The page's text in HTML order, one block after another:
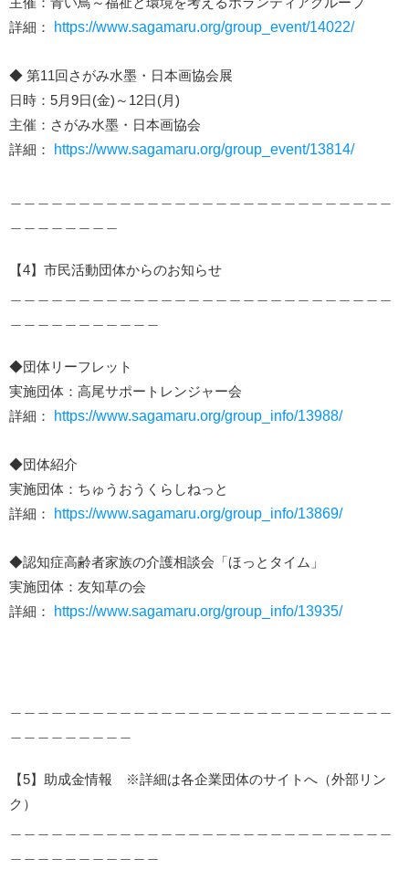
詳細：
https://www.sagamaru.org/group_event/14022/
◆ 第11回さがみ水墨・日本画協会展
日時：5月9日(金)～12日(月)
主催：さがみ水墨・日本画協会
詳細：
https://www.sagamaru.org/group_event/13814/
【4】市民活動団体からのお知らせ
◆団体リーフレット
実施団体：高尾サポートレンジャー会
詳細：
https://www.sagamaru.org/group_info/13988/
◆団体紹介
実施団体：ちゅうおうくらしねっと
詳細：
https://www.sagamaru.org/group_info/13869/
◆認知症高齢者家族の介護相談会「ほっとタイム」
実施団体：友知草の会
詳細：
https://www.sagamaru.org/group_info/13935/
【5】助成金情報 ※詳細は各企業団体のサイトへ（外部リン
ク）